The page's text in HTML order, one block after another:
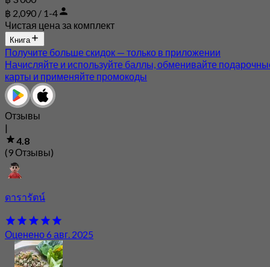
฿ 2,090 / 1-4
Чистая цена за комплект
Книга
Получите больше скидок — только в приложении
Начисляйте и используйте баллы, обменивайте
карты и применяйте промокоды
Отзывы
|
4.8
(9 Отзывы)
ดารารัตน์
Оценено 6 авг. 2025